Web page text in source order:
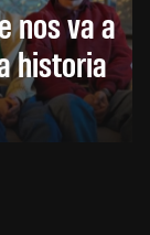
nos va a
historia